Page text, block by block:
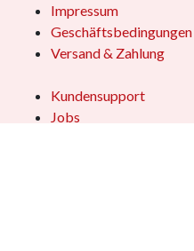
Impressum
Geschäftsbedingungen
Versand & Zahlung
Kundensupport
Jobs